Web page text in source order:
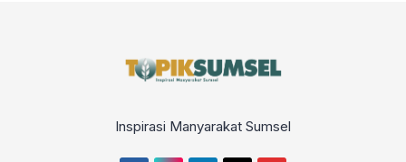
Inspirasi Manyarakat Sumsel